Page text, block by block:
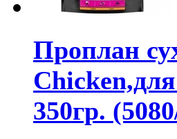
Проплан
350гр.